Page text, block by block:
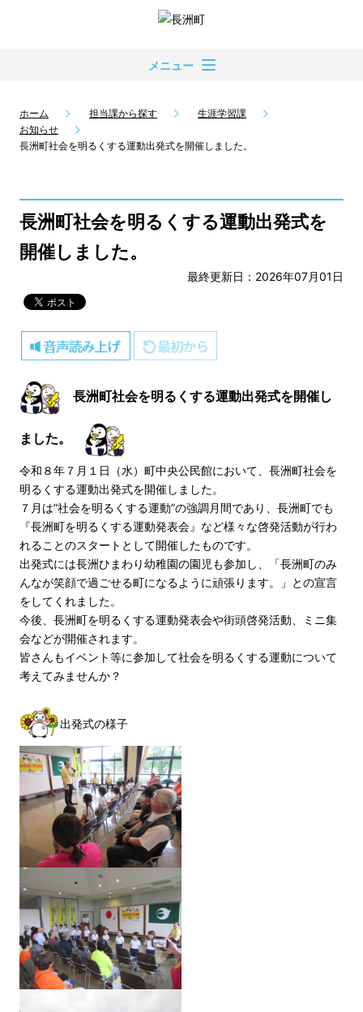
メニュー
ホーム 担当課から探す
生涯学習課
お知らせ
長洲町社会を明るくする運動出発式を開催しました。
長洲町社会を明るくする運動出発式を
開催しました。
最終更新日：2026年07月01日
長洲町社会を明るくする運動出発式を開催し
ました。
令和８年７月１日（水）町中央公民館において、長洲町社会を
明るくする運動出発式を開催しました。
７月は”社会を明るくする運動”の強調月間であり、長洲町でも
『長洲町を明るくする運動発表会』など様々な啓発活動が行わ
れることのスタートとして開催したものです。
出発式には長洲ひまわり幼稚園の園児も参加し、「長洲町のみ
んなが笑顔で過ごせる町になるように頑張ります。」との宣言
をしてくれました。
今後、長洲町を明るくする運動発表会や街頭啓発活動、ミニ集
会などが開催されます。
皆さんもイベント等に参加して社会を明るくする運動について
考えてみませんか？
出発式の様子